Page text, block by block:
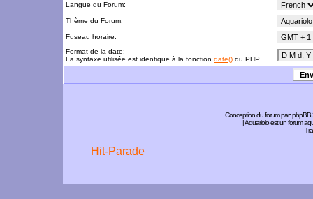
Langue du Forum:
Thème du Forum:
Fuseau horaire:
Format de la date:
La syntaxe utilisée est identique à la fonction date() du PHP.
Conception du forum par:phpBB
| Aquariolo est un forum